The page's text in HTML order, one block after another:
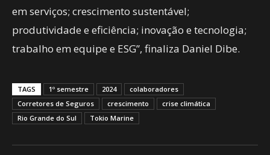
em serviços; crescimento sustentável;
produtividade e eficiência; inovação e tecnologia;
trabalho em equipe e ESG”, finaliza Daniel Dibe.
TAGS 1º semestre 2024
colaboradores
Corretores de Seguros
crescimento
crise climática
Rio Grande do Sul
Tokio Marine